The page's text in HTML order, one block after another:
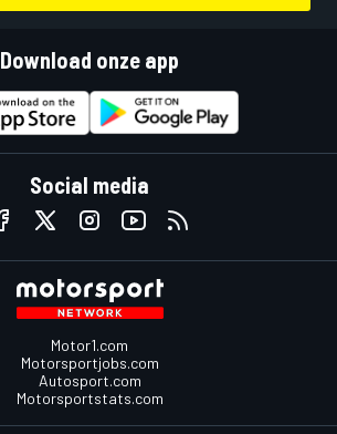
Download onze app
Social media
Motor1.com
Motorsportjobs.com
Autosport.com
Motorsportstats.com